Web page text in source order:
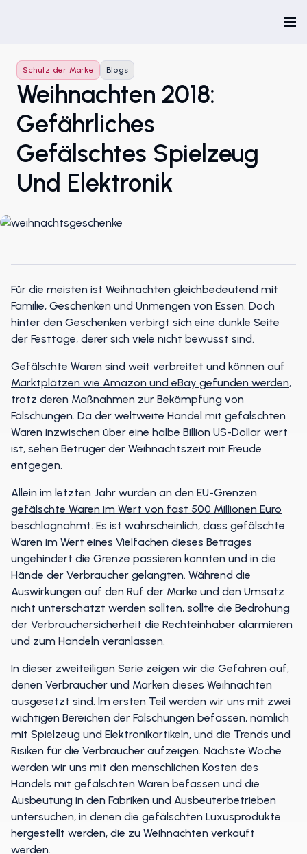
Schutz der Marke Blogs
Weihnachten 2018:
Gefährliches
Gefälschtes Spielzeug
Und Elektronik
Für die meisten ist Weihnachten gleichbedeutend mit
Familie, Geschenken und Unmengen von Essen. Doch
hinter den Geschenken verbirgt sich eine dunkle Seite
der Festtage, derer sich viele nicht bewusst sind.
Gefälschte Waren sind weit verbreitet und können auf
Marktplätzen wie Amazon und eBay gefunden werden,
trotz deren Maßnahmen zur Bekämpfung von
Fälschungen. Da der weltweite Handel mit gefälschten
Waren inzwischen über eine halbe Billion US-Dollar wert
ist, sehen Betrüger der Weihnachtszeit mit Freude
entgegen.
Allein im letzten Jahr wurden an den EU-Grenzen
gefälschte Waren im Wert von fast 500 Millionen Euro
beschlagnahmt. Es ist wahrscheinlich, dass gefälschte
Waren im Wert eines Vielfachen dieses Betrages
ungehindert die Grenze passieren konnten und in die
Hände der Verbraucher gelangten. Während die
Auswirkungen auf den Ruf der Marke und den Umsatz
nicht unterschätzt werden sollten, sollte die Bedrohung
der Verbrauchersicherheit die Rechteinhaber alarmieren
und zum Handeln veranlassen.
In dieser zweiteiligen Serie zeigen wir die Gefahren auf,
denen Verbraucher und Marken dieses Weihnachten
ausgesetzt sind. Im ersten Teil werden wir uns mit zwei
wichtigen Bereichen der Fälschungen befassen, nämlich
mit Spielzeug und Elektronikartikeln, und die Trends und
Risiken für die Verbraucher aufzeigen. Nächste Woche
werden wir uns mit den menschlichen Kosten des
Handels mit gefälschten Waren befassen und die
Ausbeutung in den Fabriken und Ausbeuterbetrieben
untersuchen, in denen die gefälschten Luxusprodukte
hergestellt werden, die zu Weihnachten verkauft
werden.